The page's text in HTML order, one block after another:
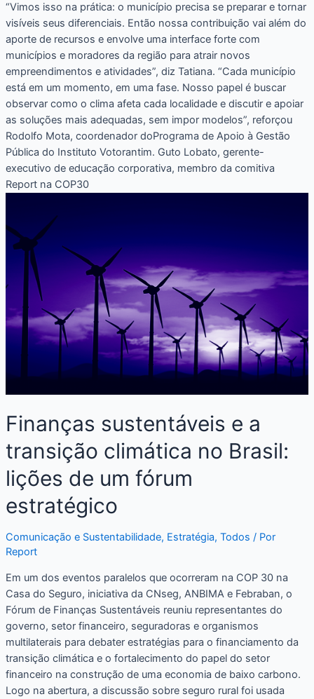
“Vimos isso na prática: o município precisa se preparar e tornar
visíveis seus diferenciais. Então nossa contribuição vai além do
aporte de recursos e envolve uma interface forte com
municípios e moradores da região para atrair novos
empreendimentos e atividades”, diz Tatiana. “Cada município
está em um momento, em uma fase. Nosso papel é buscar
observar como o clima afeta cada localidade e discutir e apoiar
as soluções mais adequadas, sem impor modelos”, reforçou
Rodolfo Mota, coordenador doPrograma de Apoio à Gestão
Pública do Instituto Votorantim. Guto Lobato, gerente-
executivo de educação corporativa, membro da comitiva
Report na COP30
Finanças sustentáveis e a
transição climática no Brasil:
lições de um fórum
estratégico
Comunicação e Sustentabilidade, Estratégia, Todos / Por
Report
Em um dos eventos paralelos que ocorreram na COP 30 na
Casa do Seguro, iniciativa da CNseg, ANBIMA e Febraban, o
Fórum de Finanças Sustentáveis reuniu representantes do
governo, setor financeiro, seguradoras e organismos
multilaterais para debater estratégias para o financiamento da
transição climática e o fortalecimento do papel do setor
financeiro na construção de uma economia de baixo carbono.
Logo na abertura, a discussão sobre seguro rural foi usada